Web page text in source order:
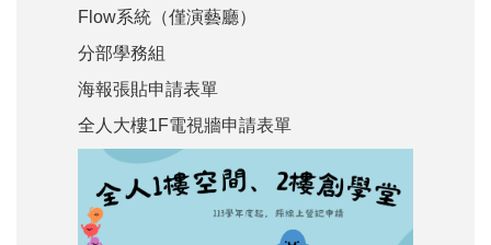
Flow系統（僅演藝廳）
分部學務組
海報張貼申請表單
全人大樓1F電視牆申請表單